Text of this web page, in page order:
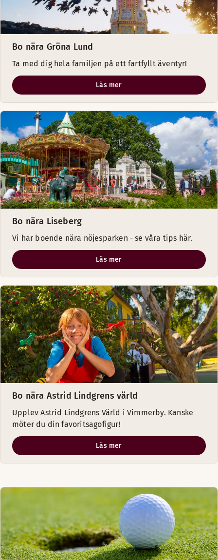
Bo nära Gröna Lund
Ta med dig hela familjen på ett fartfyllt äventyr!
Läs mer
Bo nära Liseberg
Vi har boende nära nöjesparken - se våra tips här.
Läs mer
Bo nära Astrid Lindgrens värld
Upplev Astrid Lindgrens Värld i Vimmerby. Kanske
möter du din favoritsagofigur!
Läs mer